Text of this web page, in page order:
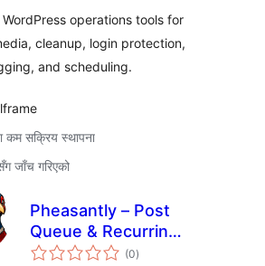
operations tools for
cleanup, login protection,
and scheduling.
कम सक्रिय स्थापना
जाँच गरिएको
Pheasantly – Post
Queue & Recurring
Publishing
(0कुल
रेटिङ्गहरू
)